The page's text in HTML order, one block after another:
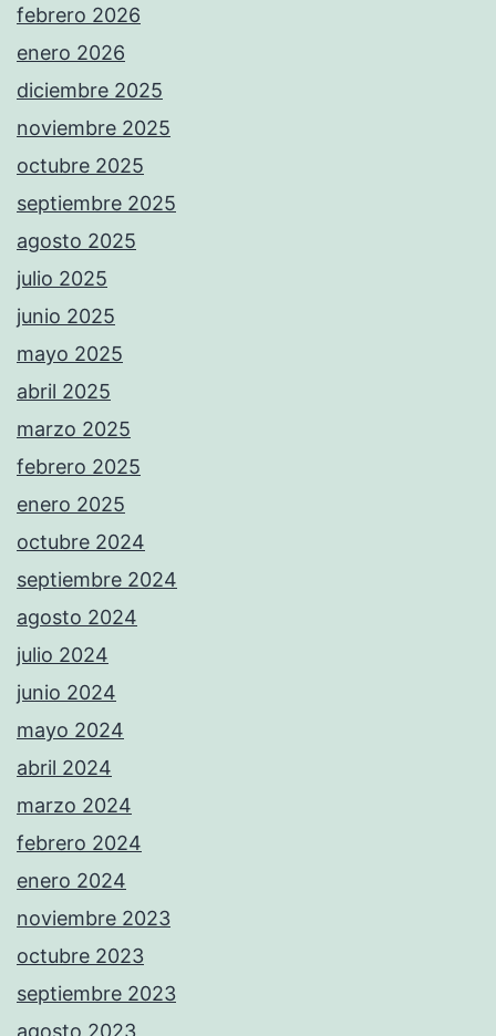
febrero 2026
enero 2026
diciembre 2025
noviembre 2025
octubre 2025
septiembre 2025
agosto 2025
julio 2025
junio 2025
mayo 2025
abril 2025
marzo 2025
febrero 2025
enero 2025
octubre 2024
septiembre 2024
agosto 2024
julio 2024
junio 2024
mayo 2024
abril 2024
marzo 2024
febrero 2024
enero 2024
noviembre 2023
octubre 2023
septiembre 2023
agosto 2023